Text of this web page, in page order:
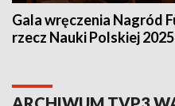
Gala wręczenia Nagród
rzecz Nauki Polskiej 2025